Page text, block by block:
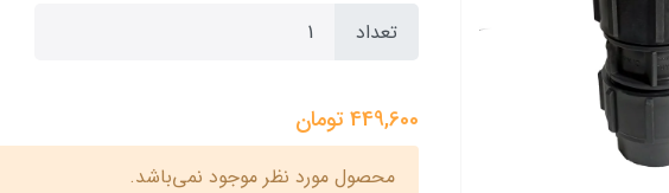
تعداد
449,600تومان
محصول مورد نظر موجود نمی‌باشد.